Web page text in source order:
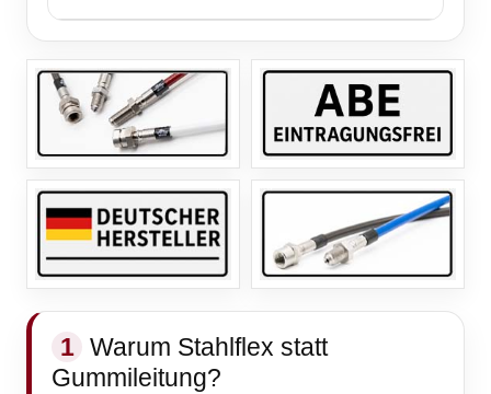
1 Warum Stahlflex statt
Gummileitung?